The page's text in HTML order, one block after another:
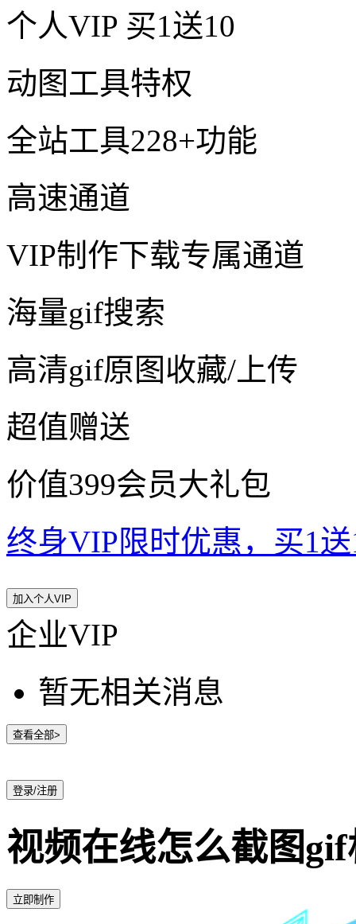
个人VIP 买1送10
动图工具特权
全站工具228+功能
高速通道
VIP制作下载专属通道
海量gif搜索
高清gif原图收藏/上传
超值赠送
价值399会员大礼包
终身VIP限时优惠，买1
加入个人VIP
企业VIP
暂无相关消息
查看全部>
登录/注册
视频在线怎么截图
立即制作